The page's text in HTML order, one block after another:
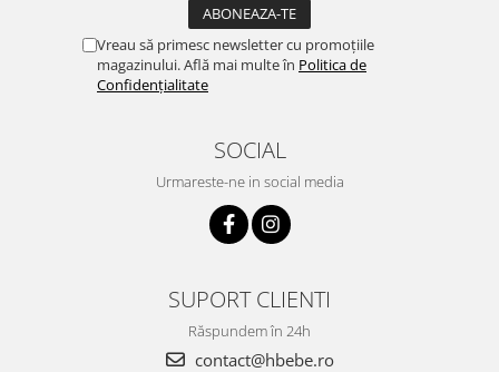
Vreau să primesc newsletter cu promoțiile
magazinului. Află mai multe în Politica de
Confidențialitate
SOCIAL
Urmareste-ne in social media
SUPORT CLIENTI
Răspundem în 24h
contact@hbebe.ro